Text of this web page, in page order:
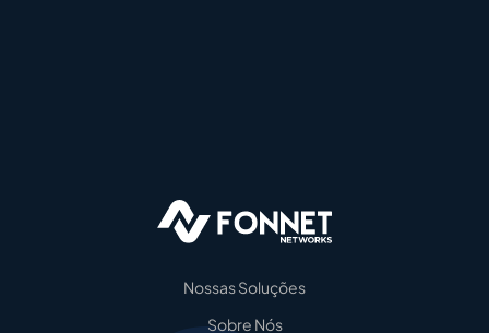
Nossas Soluções
Sobre Nós